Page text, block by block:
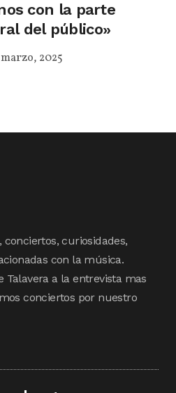
con la parte
del público»
marzo, 2025
conciertos, curiosidades,
con la música.
Talavera a la entrevista mas
conciertos por nuestro